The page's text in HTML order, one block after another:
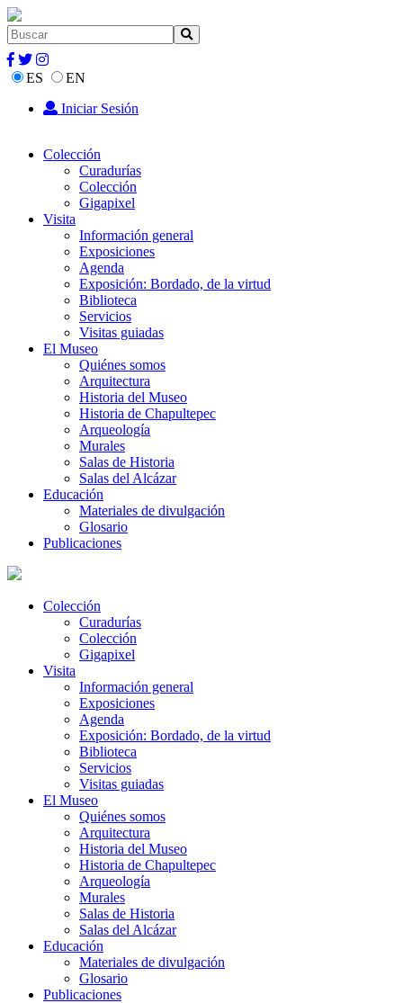
ES
EN
Iniciar Sesión
Colección
Curadurías
Colección
Gigapixel
Visita
Información general
Exposiciones
Agenda
Exposición: Bordado, de la virtud
Biblioteca
Servicios
Visitas guiadas
El Museo
Quiénes somos
Arquitectura
Historia del Museo
Historia de Chapultepec
Arqueología
Murales
Salas de Historia
Salas del Alcázar
Educación
Materiales de divulgación
Glosario
Publicaciones
Colección
Curadurías
Colección
Gigapixel
Visita
Información general
Exposiciones
Agenda
Exposición: Bordado, de la virtud
Biblioteca
Servicios
Visitas guiadas
El Museo
Quiénes somos
Arquitectura
Historia del Museo
Historia de Chapultepec
Arqueología
Murales
Salas de Historia
Salas del Alcázar
Educación
Materiales de divulgación
Glosario
Publicaciones